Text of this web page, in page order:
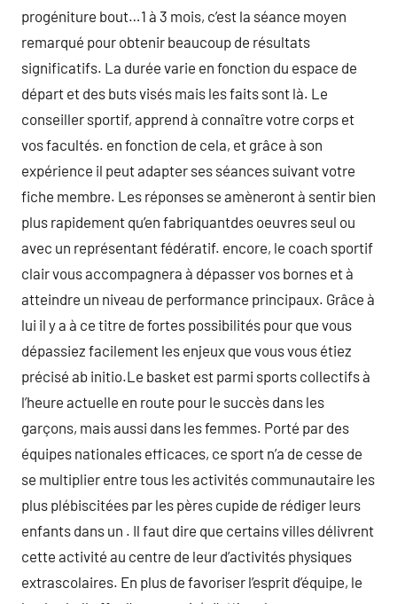
progéniture bout…1 à 3 mois, c’est la séance moyen
remarqué pour obtenir beaucoup de résultats
significatifs. La durée varie en fonction du espace de
départ et des buts visés mais les faits sont là. Le
conseiller sportif, apprend à connaître votre corps et
vos facultés. en fonction de cela, et grâce à son
expérience il peut adapter ses séances suivant votre
fiche membre. Les réponses se amèneront à sentir bien
plus rapidement qu’en fabriquantdes oeuvres seul ou
avec un représentant fédératif. encore, le coach sportif
clair vous accompagnera à dépasser vos bornes et à
atteindre un niveau de performance principaux. Grâce à
lui il y a à ce titre de fortes possibilités pour que vous
dépassiez facilement les enjeux que vous vous étiez
précisé ab initio.Le basket est parmi sports collectifs à
l’heure actuelle en route pour le succès dans les
garçons, mais aussi dans les femmes. Porté par des
équipes nationales efficaces, ce sport n’a de cesse de
se multiplier entre tous les activités communautaire les
plus plébiscitées par les pères cupide de rédiger leurs
enfants dans un . Il faut dire que certains villes délivrent
cette activité au centre de leur d’activités physiques
extrascolaires. En plus de favoriser l’esprit d’équipe, le